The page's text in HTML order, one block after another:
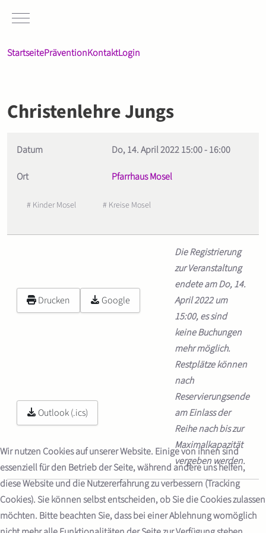
Mobile Menu Toggle
StartseitePräventionKontaktLogin
Christenlehre Jungs
Datum Do, 14. April 202215:00-16:00
Ort Pfarrhaus Mosel
# Kinder Mosel # Kreise Mosel
Drucken Google
Outlook (.ics)
Die Registrierung
zur Veranstaltung
endete am Do, 14.
April 2022 um
15:00, es sind
keine Buchungen
mehr möglich.
Restplätze können
nach
Reservierungsende
am Einlass der
Reihe nach bis zur
Maximalkapazität
vergeben werden.
Wir nutzen Cookies auf unserer Website. Einige von ihnen sind
essenziell für den Betrieb der Seite, während andere uns helfen,
diese Website und die Nutzererfahrung zu verbessern (Tracking
Cookies). Sie können selbst entscheiden, ob Sie die Cookies zulassen
möchten. Bitte beachten Sie, dass bei einer Ablehnung womöglich